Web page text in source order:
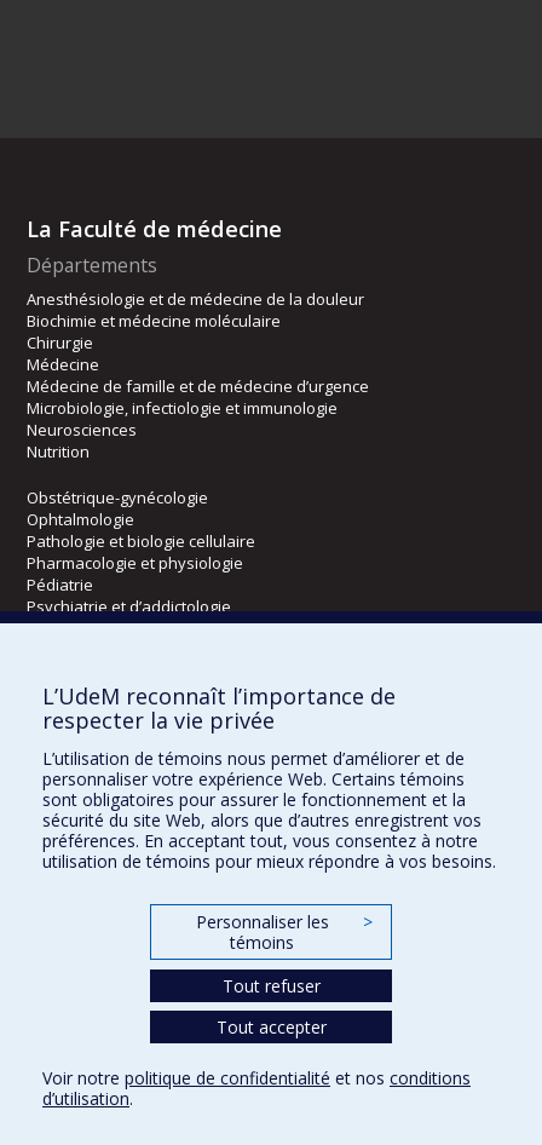
La Faculté de médecine
Départements
Anesthésiologie et de médecine de la douleur
Biochimie et médecine moléculaire
Chirurgie
Médecine
Médecine de famille et de médecine d’urgence
Microbiologie, infectiologie et immunologie
Neurosciences
Nutrition
Obstétrique-gynécologie
Ophtalmologie
Pathologie et biologie cellulaire
Pharmacologie et physiologie
Pédiatrie
Psychiatrie et d’addictologie
Radiologie, radio-oncologie et médecine nucléaire
Écoles
Orthophonie et audiologie
Réadaptation
Directions
Confidentialité Conditions d’utilisation Paramètres des témoins
L’UdeM reconnaît l’importance de
respecter la vie privée
L’utilisation de témoins nous permet d’améliorer et de
personnaliser votre expérience Web. Certains témoins
sont obligatoires pour assurer le fonctionnement et la
sécurité du site Web, alors que d’autres enregistrent vos
préférences. En acceptant tout, vous consentez à notre
utilisation de témoins pour mieux répondre à vos besoins.
Personnaliser les
témoins
>
Tout refuser
Tout accepter
Voir notre politique de confidentialité et nos conditions
d’utilisation.